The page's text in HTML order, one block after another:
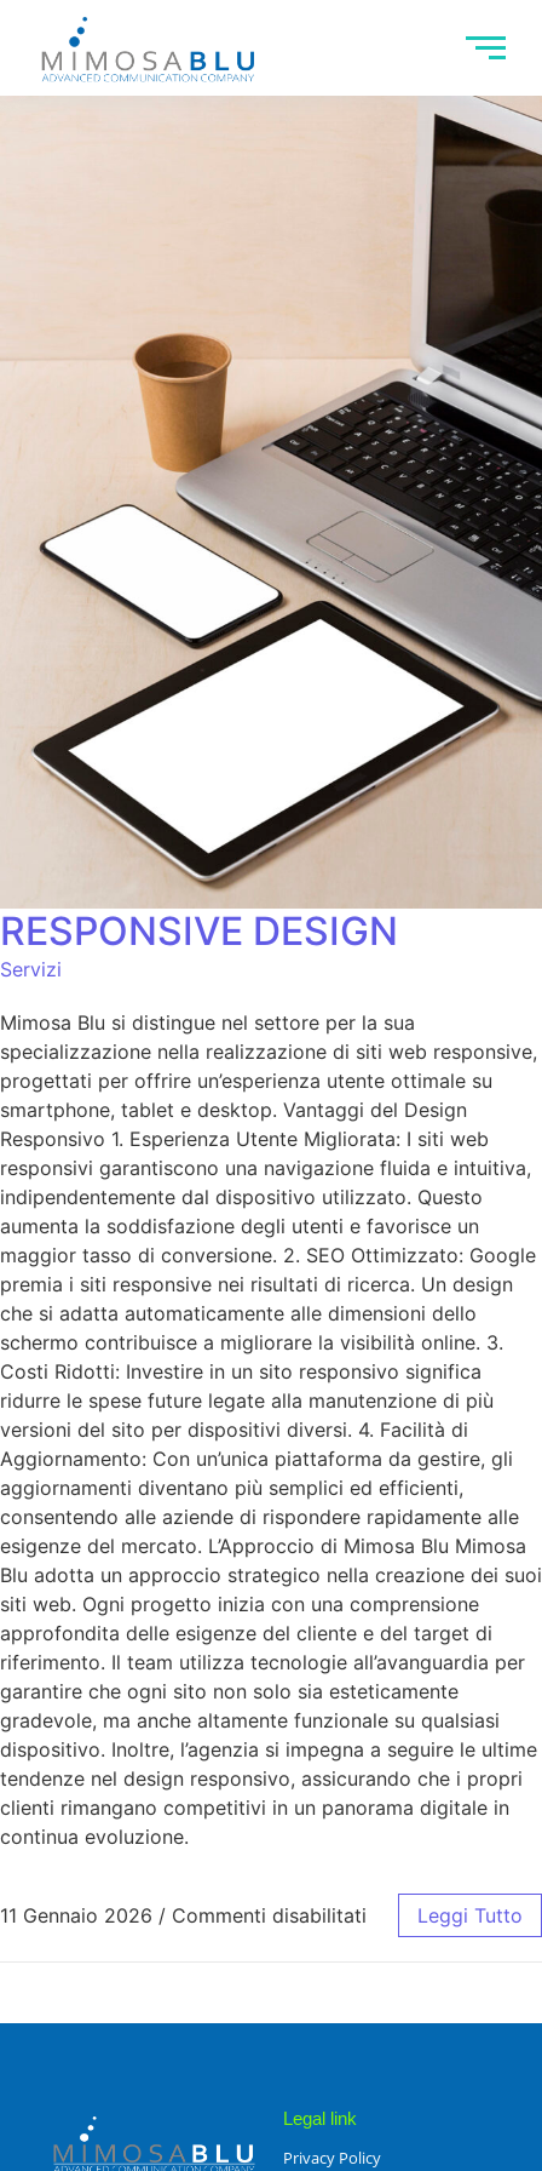
RESPONSIVE DESIGN
Servizi
Mimosa Blu si distingue nel settore per la sua
specializzazione nella realizzazione di siti web responsive,
progettati per offrire un’esperienza utente ottimale su
smartphone, tablet e desktop. Vantaggi del Design
Responsivo 1. Esperienza Utente Migliorata: I siti web
responsivi garantiscono una navigazione fluida e intuitiva,
indipendentemente dal dispositivo utilizzato. Questo
aumenta la soddisfazione degli utenti e favorisce un
maggior tasso di conversione. 2. SEO Ottimizzato: Google
premia i siti responsive nei risultati di ricerca. Un design
che si adatta automaticamente alle dimensioni dello
schermo contribuisce a migliorare la visibilità online. 3.
Costi Ridotti: Investire in un sito responsivo significa
ridurre le spese future legate alla manutenzione di più
versioni del sito per dispositivi diversi. 4. Facilità di
Aggiornamento: Con un’unica piattaforma da gestire, gli
aggiornamenti diventano più semplici ed efficienti,
consentendo alle aziende di rispondere rapidamente alle
esigenze del mercato. L’Approccio di Mimosa Blu Mimosa
Blu adotta un approccio strategico nella creazione dei suoi
siti web. Ogni progetto inizia con una comprensione
approfondita delle esigenze del cliente e del target di
riferimento. Il team utilizza tecnologie all’avanguardia per
garantire che ogni sito non solo sia esteticamente
gradevole, ma anche altamente funzionale su qualsiasi
dispositivo. Inoltre, l’agenzia si impegna a seguire le ultime
tendenze nel design responsivo, assicurando che i propri
clienti rimangano competitivi in un panorama digitale in
continua evoluzione.
11 Gennaio 2026 / Commenti disabilitati Leggi Tutto
Legal link
Privacy Policy